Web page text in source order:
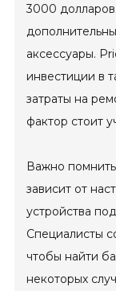
3000
аксессуары.
инвестиции в
затраты на
фактор стоит
Важно
зависит от
устройства
Специалисты
чтобы найти
некоторых